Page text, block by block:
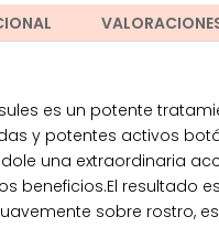
es un potente
y potentes activos
una extraordinaria
beneficios.El resultado
sobre rostro,